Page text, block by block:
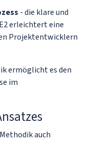
- die klare und
erleichtert eine
Projektentwicklern
ermöglicht es den
im
auch